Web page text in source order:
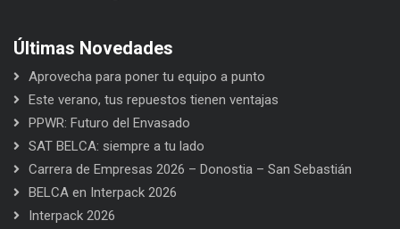
Últimas Novedades
Aprovecha para poner tu equipo a punto
Este verano, tus repuestos tienen ventajas
PPWR: Futuro del Envasado
SAT BELCA: siempre a tu lado
Carrera de Empresas 2026 – Donostia – San Sebastián
BELCA en Interpack 2026
Interpack 2026